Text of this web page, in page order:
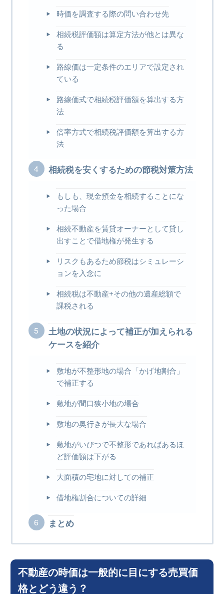
時価を調査する際の問い合わせ先
相続税評価額は算定方法が他とは異な
る
路線価は一定条件のエリアで設定され
ている
路線価式で相続税評価額を算出する方
法
倍率方式で相続税評価額を算出する方
法
相続税を安くするための節税対策方法
もしも、現金預金を相続することにな
った場合
相続不動産を賃貸オーナーとして貸し
出すことで借地権が発生する
リスクもあるため節税はシミュレーシ
ョンを入念に
相続税は不動産+その他の遺産総額で
課税される
土地の状況によって補正が加えられる
ケースを紹介
敷地が不整形地の場合「かげ地割合」
で補正する
敷地が間口狭小地の場合
敷地の奥行きが長大な場合
敷地がいびつで不整形であればあるほ
ど評価額は下がる
大面積の宅地に対しての補正
借地権割合についての詳細
まとめ
不動産の時価は一般的に目にする売買価
格とどう違う？